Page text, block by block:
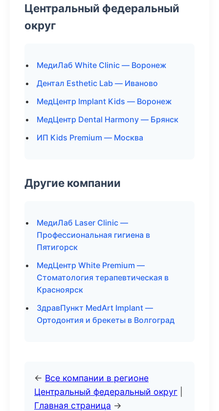
Центральный федеральный
округ
МедиЛаб White Clinic — Воронеж
Дентал Esthetic Lab — Иваново
МедЦентр Implant Kids — Воронеж
МедЦентр Dental Harmony — Брянск
ИП Kids Premium — Москва
Другие компании
МедиЛаб Laser Clinic —
Профессиональная гигиена в
Пятигорск
МедЦентр White Premium —
Стоматология терапевтическая в
Красноярск
ЗдравПункт MedArt Implant —
Ортодонтия и брекеты в Волгоград
← Все компании в регионе
Центральный федеральный округ
Главная страница →